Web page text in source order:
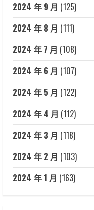
2024 年 9 月 (125)
2024 年 8 月 (111)
2024 年 7 月 (108)
2024 年 6 月 (107)
2024 年 5 月 (122)
2024 年 4 月 (112)
2024 年 3 月 (118)
2024 年 2 月 (103)
2024 年 1 月 (163)